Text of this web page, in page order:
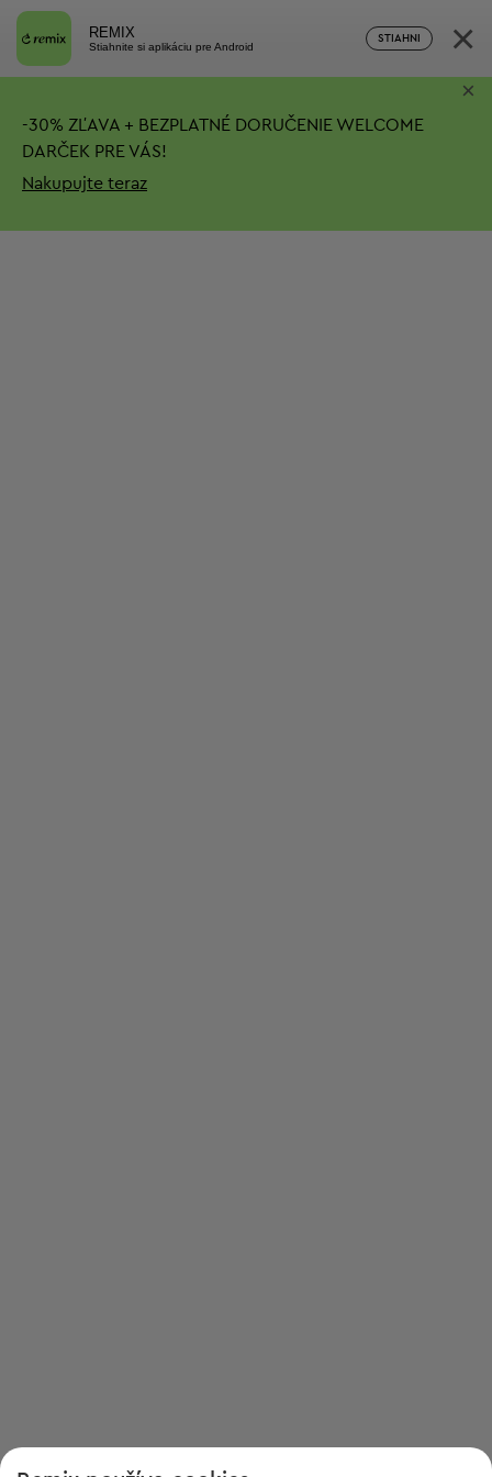
REMIX
Stiahnite si aplikáciu pre Android
STIAHNI ×
-30% ZĽAVA + BEZPLATNÉ DORUČENIE WELCOME
DARČEK PRE VÁS!
Nakupujte teraz
×